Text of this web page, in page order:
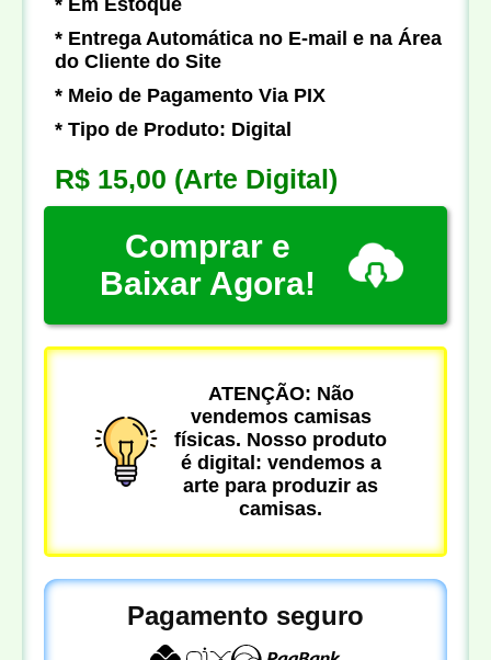
* Entrega Automática no E-mail e na Área
do Cliente do Site
* Meio de Pagamento Via PIX
* Tipo de Produto: Digital
R$ 15,00 (Arte Digital)
Comprar e
Baixar Agora!
ATENÇÃO: Não
vendemos camisas
físicas. Nosso produto
é digital: vendemos a
arte para produzir as
camisas.
Pagamento seguro